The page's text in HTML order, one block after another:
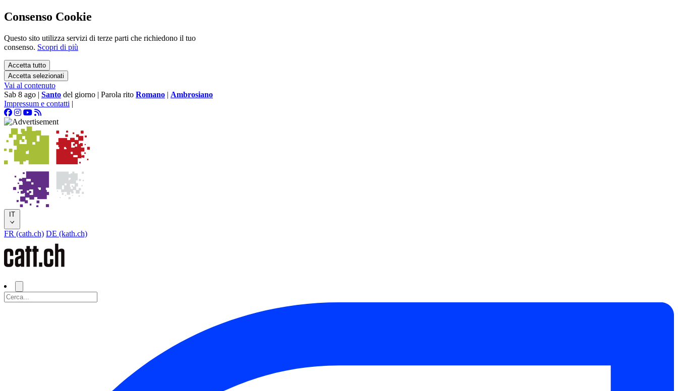
Consenso Cookie
Questo sito utilizza servizi di terze parti che richiedono il tuo
consenso. Scopri di più
Accetta tutto
Accetta selezionati
Vai al contenuto
Sab 8 ago | Santo del giorno | Parola rito Romano | Ambrosiano
Impressum e contatti |
IT
FR (cath.ch) DE (kath.ch)